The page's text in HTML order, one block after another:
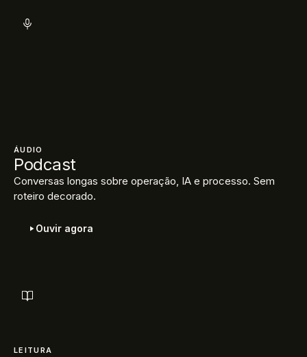
ÁUDIO
Podcast
Conversas longas sobre operação, IA e processo. Sem
roteiro decorado.
Ouvir agora
LEITURA